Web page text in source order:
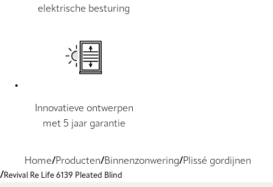
elektrische besturing
Innovatieve ontwerpen
met 5 jaar garantie
Home Producten Binnenzonwering Plissé gordijnen
Revival Re Life 6139 Pleated Blind